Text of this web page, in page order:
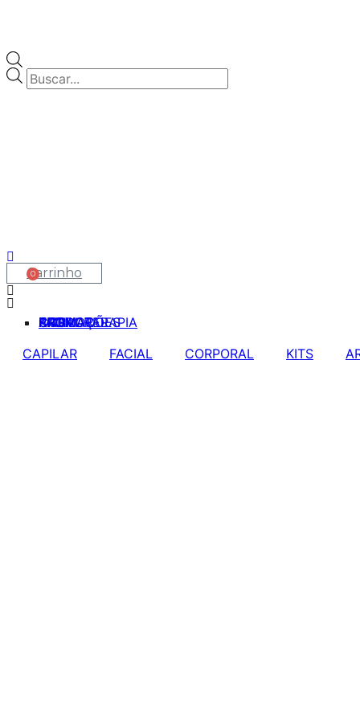
Pesquisar produtos
0
Carrinho
CAPILAR
FACIAL
CORPORAL
KITS
AROMATERAPIA
PROMOÇÕES
CAPILAR
FACIAL CORPORAL KITS